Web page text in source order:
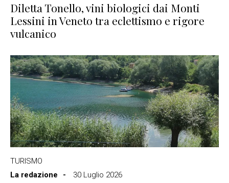
Diletta Tonello, vini biologici dai Monti
Lessini in Veneto tra eclettismo e rigore
vulcanico
TURISMO
La redazione
30 Luglio 2026